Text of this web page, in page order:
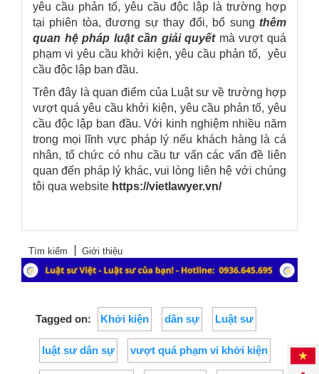
yêu cầu phản tố, yêu cầu độc lập là trường hợp
tại phiên tòa, đương sự thay đổi, bổ sung thêm
quan hệ pháp luật cần giải quyếtmà vượt quá
phạm vi yêu cầu khởi kiện, yêu cầu phản tố, yêu
cầu độc lập ban đầu.
Trên đây là quan điểm của Luật sư về trường hợp
vượt quá yêu cầu khởi kiện, yêu cầu phản tố, yêu
cầu độc lập ban đầu. Với kinh nghiệm nhiều năm
trong mọi lĩnh vực pháp lý nếu khách hàng là cá
nhân, tổ chức có nhu cầu tư vấn các vấn đề liên
quan đến pháp lý khác, vui lòng liên hệ với chúng
tôi qua website https://vietlawyer.vn/
Tìm kiếm Giới thiệu
Tagged on: Khởi kiện dân sự Luật sư
luật sư dân sự vượt quá phạm vi khởi kiện